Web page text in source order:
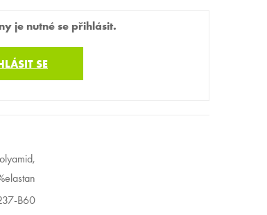
je nutné se přihlásit.
SE
B60